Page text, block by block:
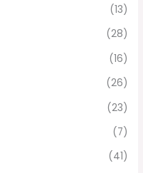
(13)
(28)
(16)
(26)
(23)
(7)
(41)